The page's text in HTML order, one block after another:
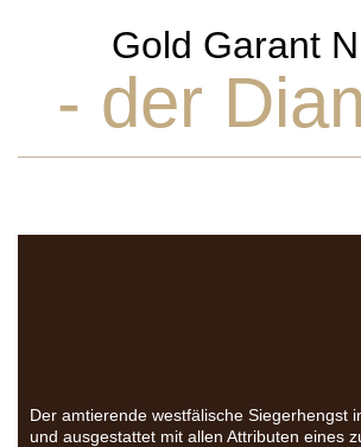
Gold Garant
- der
Der amtierende westfälische Siegerhengst
und ausgestattet mit allen Attributen eines